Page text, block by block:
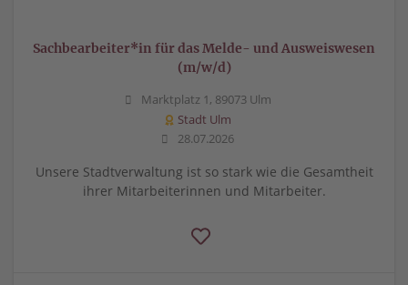
Sachbearbeiter*in für das Melde- und Ausweiswesen
(m/w/d)
Marktplatz 1, 89073 Ulm
Stadt Ulm
28.07.2026
Unsere Stadtverwaltung ist so stark wie die Gesamtheit
ihrer Mitarbeiterinnen und Mitarbeiter.